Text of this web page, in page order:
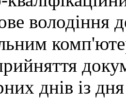
днів із